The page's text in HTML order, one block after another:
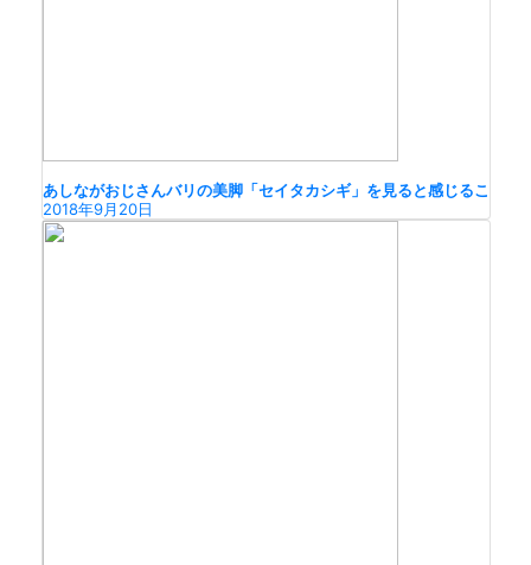
あしながおじさんバリの美脚「セイタカシギ」を見ると感じるこ
2018年9月20日